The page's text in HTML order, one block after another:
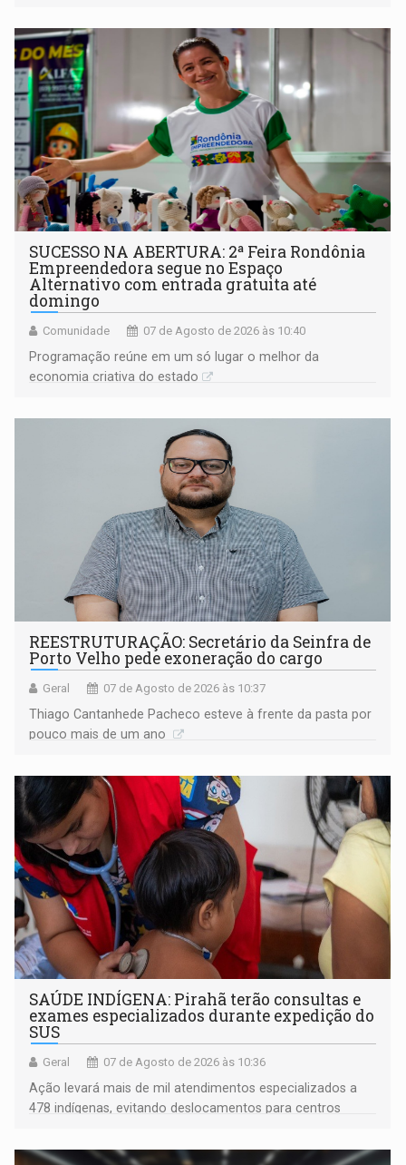
SUCESSO NA ABERTURA: 2ª Feira Rondônia
Empreendedora segue no Espaço
Alternativo com entrada gratuita até
domingo
Comunidade 07 de Agosto de 2026 às 10:40
Programação reúne em um só lugar o melhor da
economia criativa do estado
REESTRUTURAÇÃO: Secretário da Seinfra de
Porto Velho pede exoneração do cargo
Geral 07 de Agosto de 2026 às 10:37
Thiago Cantanhede Pacheco esteve à frente da pasta por
pouco mais de um ano
SAÚDE INDÍGENA: Pirahã terão consultas e
exames especializados durante expedição do
SUS
Geral 07 de Agosto de 2026 às 10:36
Ação levará mais de mil atendimentos especializados a
478 indígenas, evitando deslocamentos para centros